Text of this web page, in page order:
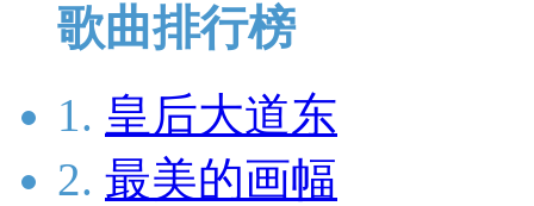
歌曲排行榜
1. 皇后大道东
2. 最美的画幅